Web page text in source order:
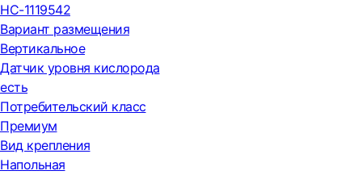
НС-1119542
Вариант размещения
Вертикальное
Датчик уровня кислорода
есть
Потребительский класс
Премиум
Вид крепления
Напольная